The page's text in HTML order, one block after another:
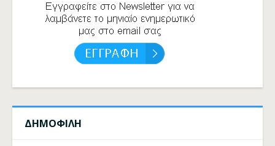
ΔΗΜΟΦΙΛΗ